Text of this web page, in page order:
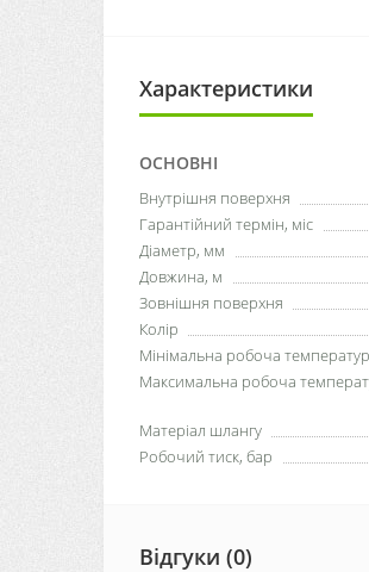
Характеристики
ОСНОВНІ
Внутрішня поверхня
Гарантійний термін, міс
Діаметр, мм
Довжина, м
Зовнішня поверхня
Колір
Мінімальна робоча
Максимальна робоча
Матеріал шлангу
Робочий тиск, бар
Відгуки (0)